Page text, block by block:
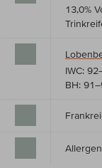
13,0%
IWC:
BH: